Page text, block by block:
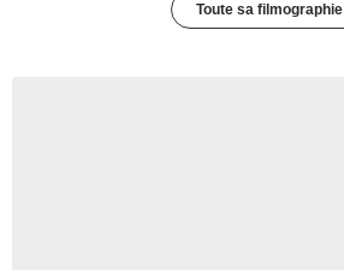
Toute sa filmographie